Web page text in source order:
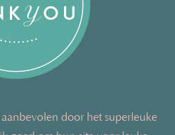
door het superleuke